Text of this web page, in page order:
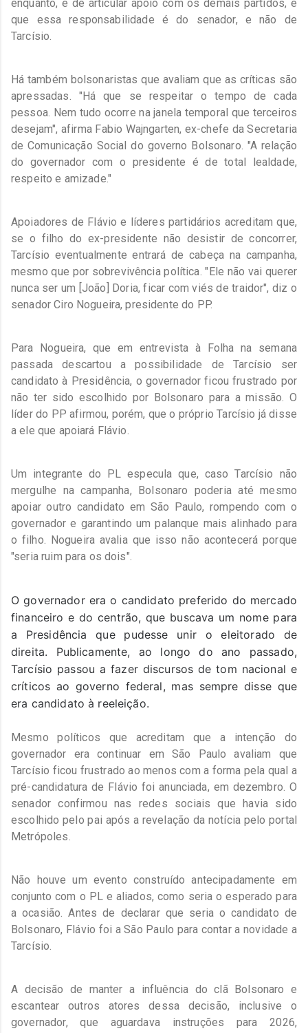
enquanto, é de articular apoio com os demais partidos, e
que essa responsabilidade é do senador, e não de
Tarcísio.
Há também bolsonaristas que avaliam que as críticas são
apressadas. "Há que se respeitar o tempo de cada
pessoa. Nem tudo ocorre na janela temporal que terceiros
desejam", afirma Fabio Wajngarten, ex-chefe da Secretaria
de Comunicação Social do governo Bolsonaro. "A relação
do governador com o presidente é de total lealdade,
respeito e amizade."
Apoiadores de Flávio e líderes partidários acreditam que,
se o filho do ex-presidente não desistir de concorrer,
Tarcísio eventualmente entrará de cabeça na campanha,
mesmo que por sobrevivência política. "Ele não vai querer
nunca ser um [João] Doria, ficar com viés de traidor", diz o
senador Ciro Nogueira, presidente do PP.
Para Nogueira, que em entrevista à Folha na semana
passada descartou a possibilidade de Tarcísio ser
candidato à Presidência, o governador ficou frustrado por
não ter sido escolhido por Bolsonaro para a missão. O
líder do PP afirmou, porém, que o próprio Tarcísio já disse
a ele que apoiará Flávio.
Um integrante do PL especula que, caso Tarcísio não
mergulhe na campanha, Bolsonaro poderia até mesmo
apoiar outro candidato em São Paulo, rompendo com o
governador e garantindo um palanque mais alinhado para
o filho. Nogueira avalia que isso não acontecerá porque
"seria ruim para os dois".
O governador era o candidato preferido do mercado
financeiro e do centrão, que buscava um nome para
a Presidência que pudesse unir o eleitorado de
direita. Publicamente, ao longo do ano passado,
Tarcísio passou a fazer discursos de tom nacional e
críticos ao governo federal, mas sempre disse que
era candidato à reeleição.
Mesmo políticos que acreditam que a intenção do
governador era continuar em São Paulo avaliam que
Tarcísio ficou frustrado ao menos com a forma pela qual a
pré-candidatura de Flávio foi anunciada, em dezembro. O
senador confirmou nas redes sociais que havia sido
escolhido pelo pai após a revelação da notícia pelo portal
Metrópoles.
Não houve um evento construído antecipadamente em
conjunto com o PL e aliados, como seria o esperado para
a ocasião. Antes de declarar que seria o candidato de
Bolsonaro, Flávio foi a São Paulo para contar a novidade a
Tarcísio.
A decisão de manter a influência do clã Bolsonaro e
escantear outros atores dessa decisão, inclusive o
governador, que aguardava instruções para 2026,